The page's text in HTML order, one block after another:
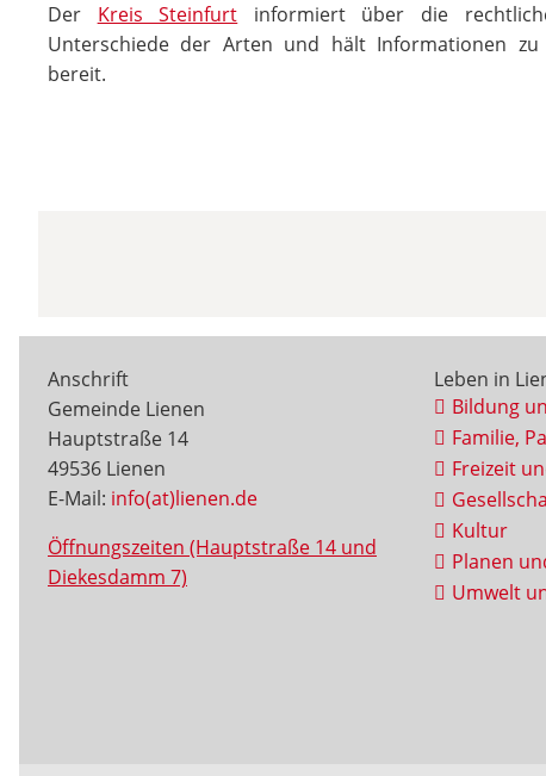
Der Kreis Steinfurt informiert über die
Unterschiede der Arten und hält Informationen zu
bereit.
Anschrift
Gemeinde Lienen
Hauptstraße 14
49536 Lienen
E-Mail: info(at)lienen.de
Öffnungszeiten (Hauptstraße 14 und
Diekesdamm 7)
Leben in
Bildung
Familie,
Freizeit
Kultur
Planen
Umwelt